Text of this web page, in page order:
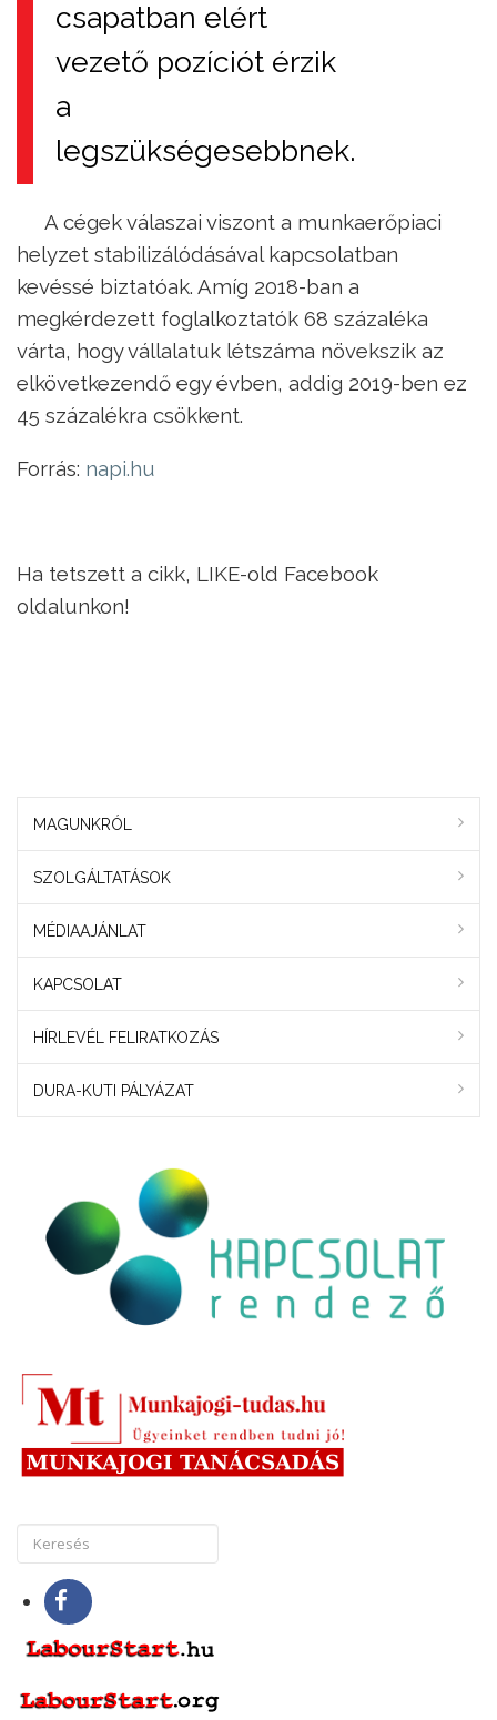
csapatban elért
vezető pozíciót érzik
a
legszükségesebbnek.
A cégek válaszai viszont a munkaerőpiaci
helyzet stabilizálódásával kapcsolatban
kevéssé biztatóak. Amíg 2018-ban a
megkérdezett foglalkoztatók 68 százaléka
várta, hogy vállalatuk létszáma növekszik az
elkövetkezendő egy évben, addig 2019-ben ez
45 százalékra csökkent.
Forrás: napi.hu
Ha tetszett a cikk, LIKE-old Facebook
oldalunkon!
MAGUNKRÓL
SZOLGÁLTATÁSOK
MÉDIAAJÁNLAT
KAPCSOLAT
HÍRLEVÉL FELIRATKOZÁS
DURA-KUTI PÁLYÁZAT